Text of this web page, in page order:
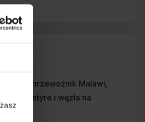
przewoźnik Malawi,
w Blantyre i węzła na